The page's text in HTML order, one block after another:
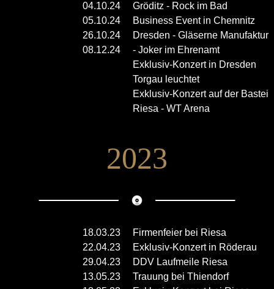
04.10.24
05.10.24
26.10.24
08.12.24
Gröditz - Rock im Bad
Business Event in Chemnitz
Dresden - Gläserne Manufaktur
- Joker im Ehrenamt
Exklusiv-Konzert in Dresden
Torgau leuchtet
Exklusiv-Konzert auf der Bastei
Riesa - WT Arena
2023
18.03.23
22.04.23
29.04.23
13.05.23
Firmenfeier bei Riesa
Exklusiv-Konzert in Röderau
DDV Laufmeile Riesa
Trauung bei Thiendorf